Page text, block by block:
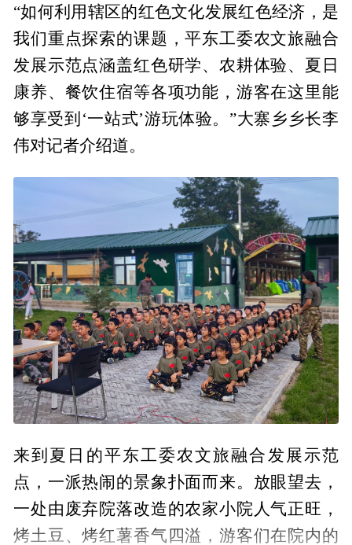
“如何利用辖区的红色文化发展红色经济，是
我们重点探索的课题，平东工委农文旅融合
发展示范点涵盖红色研学、农耕体验、夏日
康养、餐饮住宿等各项功能，游客在这里能
够享受到‘一站式’游玩体验。”大寨乡乡长李
伟对记者介绍道。
来到夏日的平东工委农文旅融合发展示范
点，一派热闹的景象扑面而来。放眼望去，
一处由废弃院落改造的农家小院人气正旺，
烤土豆、烤红薯香气四溢，游客们在院内的